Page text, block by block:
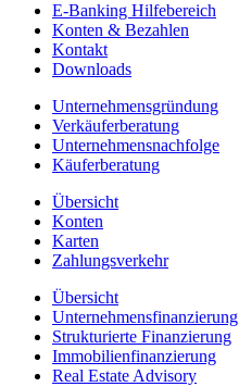
E-Banking Hilfebereich
Konten & Bezahlen
Kontakt
Downloads
Unternehmensgründung
Verkäuferberatung
Unternehmensnachfolge
Käuferberatung
Übersicht
Konten
Karten
Zahlungsverkehr
Übersicht
Unternehmensfinanzierung
Strukturierte Finanzierung
Immobilienfinanzierung
Real Estate Advisory